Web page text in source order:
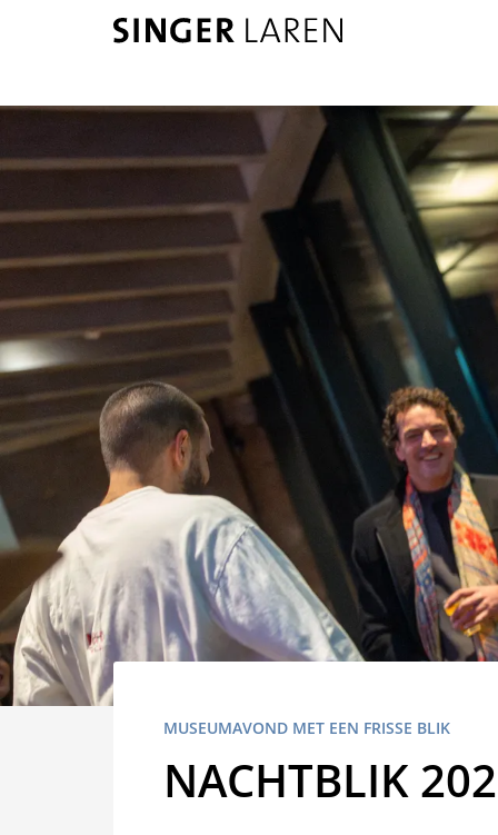
NACHTBLIK
MUSEUMAVOND MET EEN FRISSE BLIK